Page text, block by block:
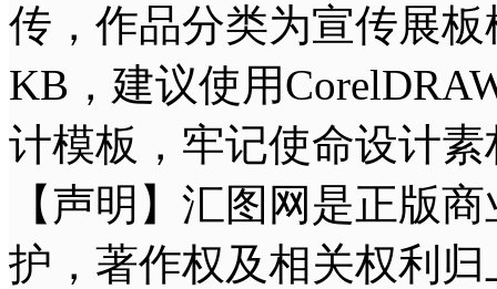
传，作品分类为宣传展
KB，建议使用
计模板，牢记使命设计
【声明】汇图网是正版
护，著作权及相关权利